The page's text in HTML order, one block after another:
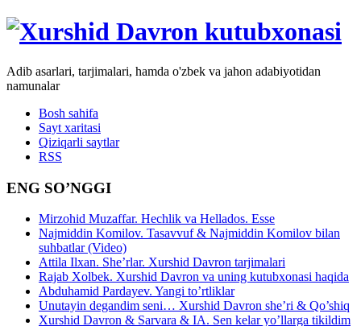
Adib asarlari, tarjimalari, hamda o'zbek va jahon adabiyotidan
namunalar
Bosh sahifa
Sayt xaritasi
Qiziqarli saytlar
RSS
ENG SO’NGGI
Mirzohid Muzaffar. Hechlik va Hellados. Esse
Najmiddin Komilov. Tasavvuf & Najmiddin Komilov bilan
suhbatlar (Video)
Attila Ilxan. She’rlar. Xurshid Davron tarjimalari
Rajab Xolbek. Xurshid Davron va uning kutubxonasi haqida
Abduhamid Pardayev. Yangi to’rtliklar
Unutayin degandim seni… Xurshid Davron she’ri & Qo’shiq
Xurshid Davron & Sarvara & IA. Sen kelar yo’llarga tikildim